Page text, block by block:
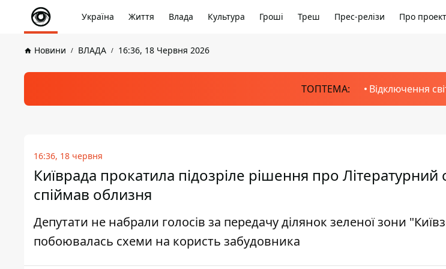
Україна Життя Влада Культура Гроші Треш Прес-релізи Про проект
Новини ВЛАДА 16:36, 18 Червня 2026
ТОПТЕМА: Відключення
16:36, 18 червня
Київрада прокатила підозріле рішення про
спіймав облизня
Депутати не набрали голосів за передачу ділянок зеленої зони
побоювалась схеми на користь забудовника